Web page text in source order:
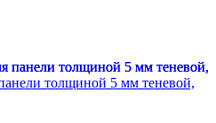
толщиной 5 мм теневой,